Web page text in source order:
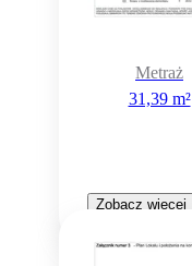
Metraż
31,39 m²
Zobacz więcej